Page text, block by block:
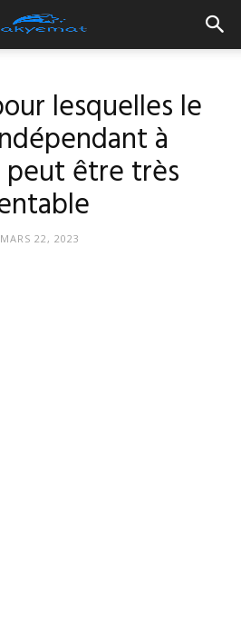
lesquelles le
à
être très
MARS 22, 2023